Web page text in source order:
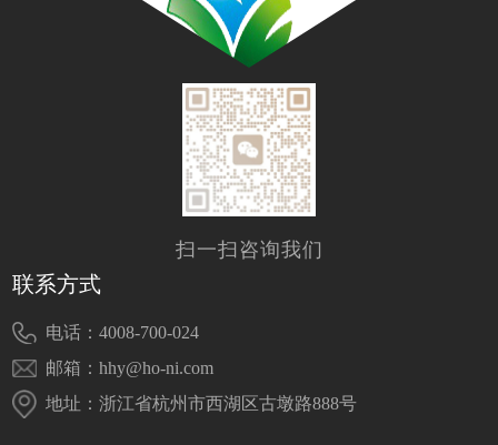
扫一扫咨询我们
联系方式
电话：4008-700-024
邮箱：hhy@ho-ni.com
地址：浙江省杭州市西湖区古墩路888号